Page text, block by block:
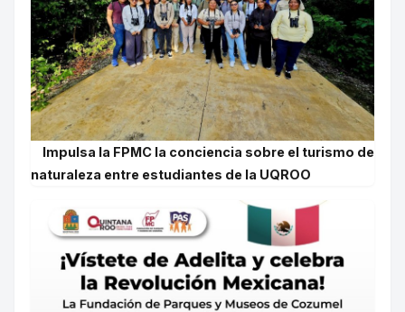
Impulsa la FPMC la conciencia sobre el turismo de
naturaleza entre estudiantes de la UQROO